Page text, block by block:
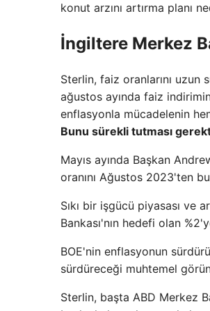
konut arzını artırma planı
İngiltere Merkez
Sterlin, faiz oranlarını uzun
ağustos ayında faiz
enflasyonla mücadelenin
Bunu sürekli tutması
Mayıs ayında Başkan
oranını Ağustos 2023'ten
Sıkı bir işgücü piyasası
Bankası'nın hedefi olan
BOE'nin enflasyonun
sürdüreceği muhtemel
Sterlin, başta ABD Merkez